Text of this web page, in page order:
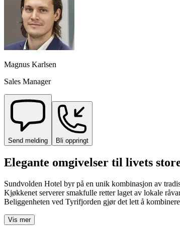
Magnus Karlsen
Sales Manager
Send melding Bli oppringt
Elegante omgivelser til livets
Sundvolden Hotel byr på en unik kombinasjon av
Kjøkkenet serverer smakfulle retter laget av lokale
Beliggenheten ved Tyrifjorden gjør det lett å
Vis mer